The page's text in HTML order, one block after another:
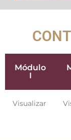
Módulo
I
Visualizar